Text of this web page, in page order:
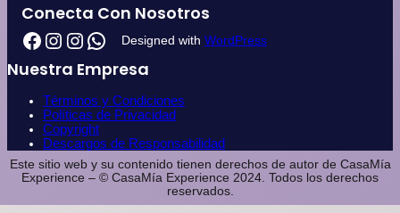
Conecta Con Nosotros
Designed with WordPress
Nuestra Empresa
Términos y Condiciones
Políticas de Privacidad
Copyright
Descargos de Responsabilidad
Este sitio web y su contenido tienen derechos de autor de CasaMía
Experience – © CasaMía Experience 2024. Todos los derechos
reservados.